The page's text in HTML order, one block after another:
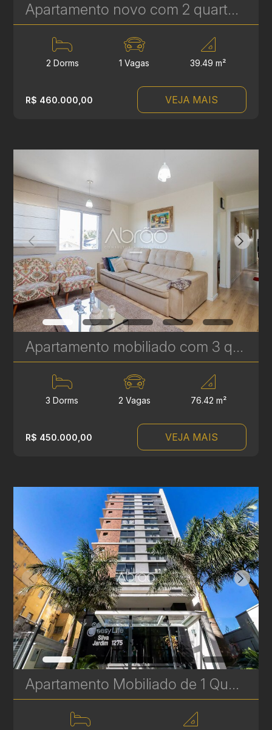
Apartamento novo com 2 quartos à Venda no Vila Izabel - 39 m² | Ref 648
2 Dorms 1 Vagas 39.49 m²
R$ 460.000,00 VEJA MAIS
Apartamento mobiliado com 3 quartos à venda no Água Verde, com vista para Curitiba – 76 m² | Ref. 248
3 Dorms 2 Vagas 76.42 m²
R$ 450.000,00 VEJA MAIS
Apartamento Mobiliado de 1 Quarto Próximo ao Shopping Curitiba – Rebouças | Ref 328